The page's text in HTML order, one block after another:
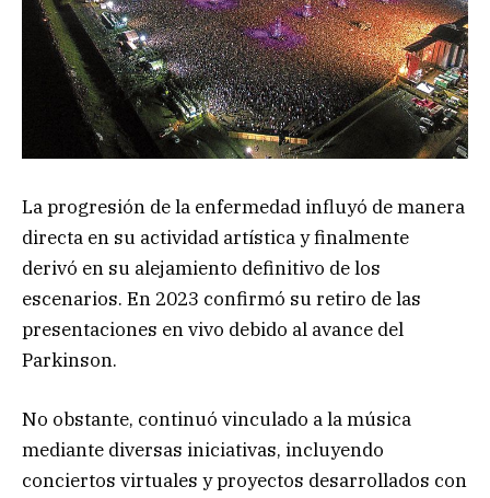
La progresión de la enfermedad influyó de manera
directa en su actividad artística y finalmente
derivó en su alejamiento definitivo de los
escenarios. En 2023 confirmó su retiro de las
presentaciones en vivo debido al avance del
Parkinson.
No obstante, continuó vinculado a la música
mediante diversas iniciativas, incluyendo
conciertos virtuales y proyectos desarrollados con